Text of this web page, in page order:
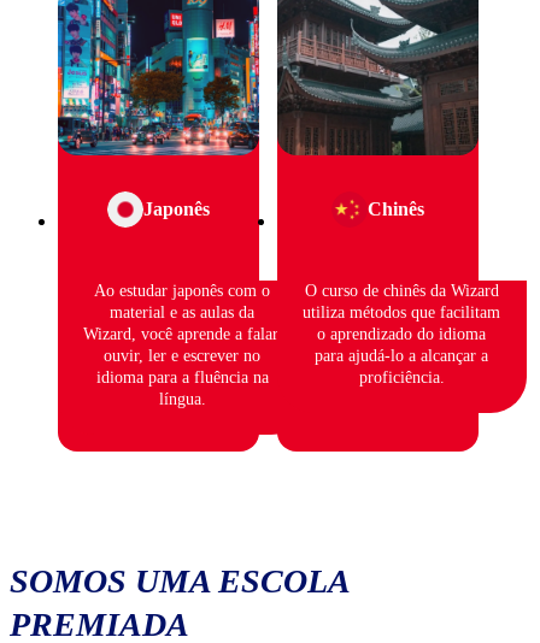
Japonês
Ao estudar japonês com o
material e as aulas da
Wizard, você aprende a falar,
ouvir, ler e escrever no
idioma para a fluência na
língua.
Chinês
O curso de chinês da Wizard
utiliza métodos que facilitam
o aprendizado do idioma
para ajudá-lo a alcançar a
proficiência.
SOMOS UMA ESCOLA
PREMIADA